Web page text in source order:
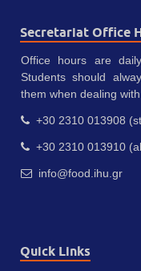
Secretariat Office
Office hours are
Students should
them when dealing
+30 2310 013908
+30 2310 013910
info@food.ihu.gr
Quick Links